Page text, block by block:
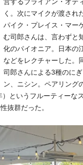
く。次にマイクが渡され
パイク・プレイス・マー
む司郎さんは、言わずと
化のパイオニア。日本の
などをレクチャーした。
司郎さんによる3種のに
ン、ニシン。ペアリング
というフルーティーな
抜群だった。